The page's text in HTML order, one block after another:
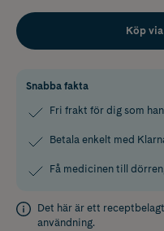
Köp
Snabba fakta
Fri frakt för dig som
Betala enkelt med
Få medicinen till
Det här är ett
användning.